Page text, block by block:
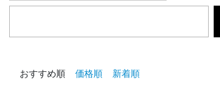
おすすめ順 価格順 新着順